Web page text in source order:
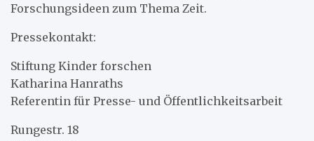
Forschungsideen zum Thema Zeit.
Pressekontakt:
Stiftung Kinder forschen
Katharina Hanraths
Referentin für Presse- und Öffentlichkeitsarbeit
Rungestr. 18